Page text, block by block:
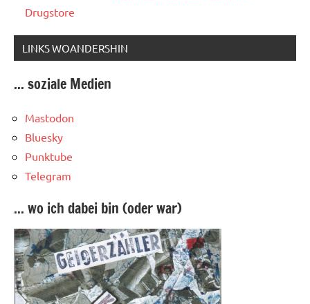
Drugstore
LINKS WOANDERSHIN
... soziale Medien
Mastodon
Bluesky
Punktube
Telegram
... wo ich dabei bin (oder war)